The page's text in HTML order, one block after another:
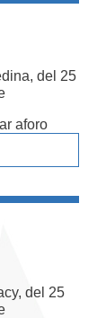
del 25
aforo
del 25